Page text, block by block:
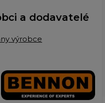
a dodavatelé
výrobce